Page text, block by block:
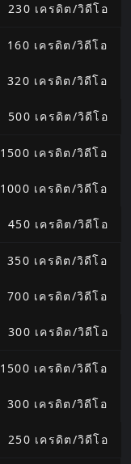
230 เครดิต/วิดีโอ
160 เครดิต/วิดีโอ
320 เครดิต/วิดีโอ
500 เครดิต/วิดีโอ
1500 เครดิต/วิดีโอ
1000 เครดิต/วิดีโอ
450 เครดิต/วิดีโอ
350 เครดิต/วิดีโอ
700 เครดิต/วิดีโอ
300 เครดิต/วิดีโอ
1500 เครดิต/วิดีโอ
300 เครดิต/วิดีโอ
250 เครดิต/วิดีโอ